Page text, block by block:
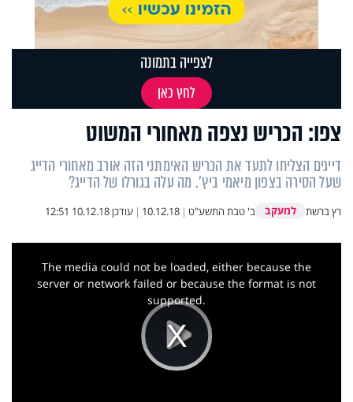
צפו: הכריש נצפה מאחורי המשוט
דייגים הצליחו לתעד את הכריש האימתני הזה אורב מאחורי הדייג
שעל הסירה בצפון מיאמי ביץ'. מה עלה בגורלו של הדייג?
רץ ברשת למעקב ב' טבת התשע"ט |
10.12.18
| עודכן10.12.18 12:51
לצפייה בתמונה
לחץ כאן
Play
The media could not be loaded, either because the
server or network failed or because the format is not
supported.